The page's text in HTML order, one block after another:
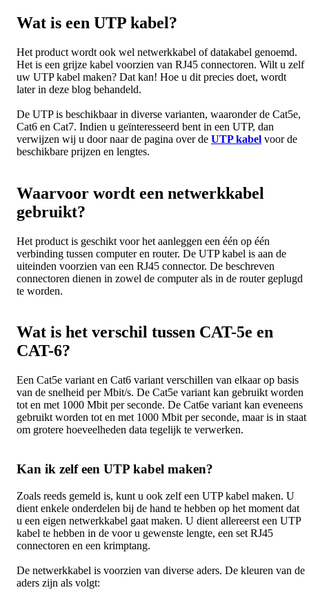
Wat is een UTP kabel?
Het product wordt ook wel netwerkkabel of datakabel genoemd.
Het is een grijze kabel voorzien van RJ45 connectoren. Wilt u zelf
uw UTP kabel maken? Dat kan! Hoe u dit precies doet, wordt
later in deze blog behandeld.
De UTP is beschikbaar in diverse varianten, waaronder de Cat5e,
Cat6 en Cat7. Indien u geïnteresseerd bent in een UTP, dan
verwijzen wij u door naar de pagina over de UTP kabel voor de
beschikbare prijzen en lengtes.
Waarvoor wordt een netwerkkabel
gebruikt?
Het product is geschikt voor het aanleggen een één op één
verbinding tussen computer en router. De UTP kabel is aan de
uiteinden voorzien van een RJ45 connector. De beschreven
connectoren dienen in zowel de computer als in de router geplugd
te worden.
Wat is het verschil tussen CAT-5e en
CAT-6?
Een Cat5e variant en Cat6 variant verschillen van elkaar op basis
van de snelheid per Mbit/s. De Cat5e variant kan gebruikt worden
tot en met 1000 Mbit per seconde. De Cat6e variant kan eveneens
gebruikt worden tot en met 1000 Mbit per seconde, maar is in staat
om grotere hoeveelheden data tegelijk te verwerken.
Kan ik zelf een UTP kabel maken?
Zoals reeds gemeld is, kunt u ook zelf een UTP kabel maken. U
dient enkele onderdelen bij de hand te hebben op het moment dat
u een eigen netwerkkabel gaat maken. U dient allereerst een UTP
kabel te hebben in de voor u gewenste lengte, een set RJ45
connectoren en een krimptang.
De netwerkkabel is voorzien van diverse aders. De kleuren van de
aders zijn als volgt: